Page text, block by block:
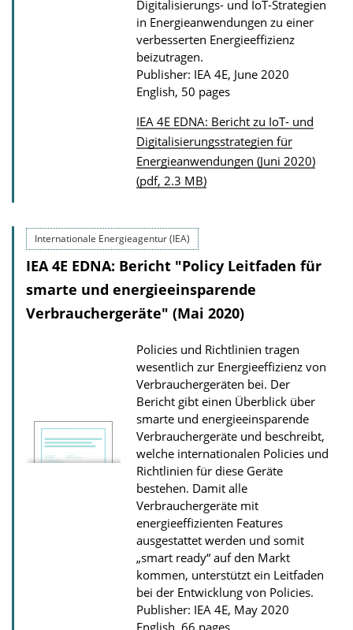
Digitalisierungs- und IoT-Strategien
in Energieanwendungen zu einer
verbesserten Energieeffizienz
beizutragen.
Publisher: IEA 4E, June 2020
English, 50 pages
P
u
b
i
c
a
t
i
n
D
o
w
n
l
o
a
d
s
IEA 4E EDNA: Bericht zu IoT- und
Digitalisierungsstrategien für
Energieanwendungen (Juni 2020)
(pdf, 2.3 MB)
Internationale Energieagentur (IEA)
IEA 4E EDNA: Bericht "Policy Leitfaden für
smarte und energieeinsparende
Verbrauchergeräte" (Mai 2020)
Policies und Richtlinien tragen
wesentlich zur Energieeffizienz von
Verbrauchergeräten bei. Der
Bericht gibt einen Überblick über
smarte und energieeinsparende
Verbrauchergeräte und beschreibt,
welche internationalen Policies und
Richtlinien für diese Geräte
bestehen. Damit alle
Verbrauchergeräte mit
energieeffizienten Features
ausgestattet werden und somit
„smart ready“ auf den Markt
kommen, unterstützt ein Leitfaden
bei der Entwicklung von Policies.
Publisher: IEA 4E, May 2020
English, 66 pages